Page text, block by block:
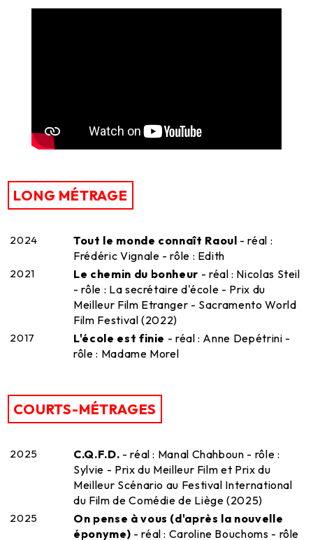
LONG MÉTRAGE
2024 Tout le monde connaît Raoul - réal :
Frédéric Vignale - rôle : Edith
2021 Le chemin du bonheur - réal : Nicolas Steil
- rôle : La secrétaire d'école - Prix du
Meilleur Film Etranger - Sacramento World
Film Festival (2022)
2017 L'école est finie - réal : Anne Depétrini -
rôle : Madame Morel
COURTS-MÉTRAGES
2025 C.Q.F.D. - réal : Manal Chahboun - rôle :
Sylvie - Prix du Meilleur Film et Prix du
Meilleur Scénario au Festival International
du Film de Comédie de Liège (2025)
2025
On pense à vous (d'après la nouvelle
éponyme) - réal : Caroline Bouchoms - rôle